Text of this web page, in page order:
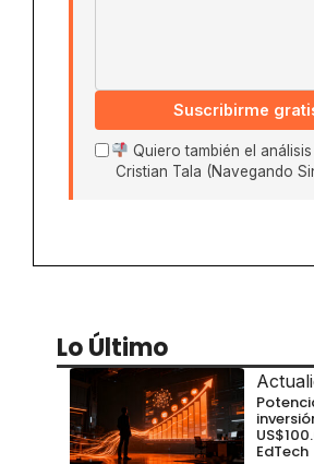
Suscribirme
Quiero también el
Cristian Tala (Navegando
Lo Último
EdTech